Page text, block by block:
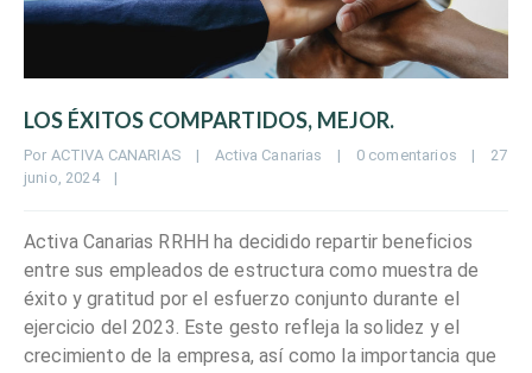
LOS ÉXITOS COMPARTIDOS, MEJOR.
Por ACTIVA CANARIAS | Activa Canarias | 0 comentarios |
27
junio, 2024 |
Activa Canarias RRHH ha decidido repartir beneficios
entre sus empleados de estructura como muestra de
éxito y gratitud por el esfuerzo conjunto durante el
ejercicio del 2023. Este gesto refleja la solidez y el
crecimiento de la empresa, así como la importancia que